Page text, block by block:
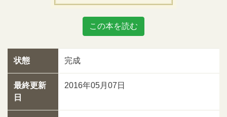
この本を読む
状態 完成
最終更新
日
2016年05月07日